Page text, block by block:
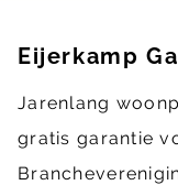
Eijerkamp
Jarenlang
gratis garantie